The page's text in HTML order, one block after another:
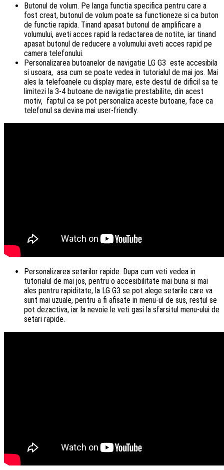
Butonul de volum. Pe langa functia specifica pentru care a
fost creat, butonul de volum poate sa functioneze si ca buton
de functie rapida. Tinand apasat butonul de amplificare a
volumului, aveti acces rapid la redactarea de notite, iar tinand
apasat butonul de reducere a volumului aveti acces rapid pe
camera telefonului.
Personalizarea butoanelor de navigatie LG G3 este accesibila
si usoara, asa cum se poate vedea in tutorialul de mai jos. Mai
ales la telefoanele cu display mare, este destul de dificil sa te
limitezi la 3-4 butoane de navigatie prestabilite, din acest
motiv, faptul ca se pot personaliza aceste butoane, face ca
telefonul sa devina mai user-friendly.
Personalizarea setarilor rapide. Dupa cum veti vedea in
tutorialul de mai jos, pentru o accesibilitate mai buna si mai
ales pentru rapiditate, la LG G3 se pot alege setarile care va
sunt mai uzuale, pentru a fi afisate in menu-ul de sus, restul se
pot dezactiva, iar la nevoie le veti gasi la sfarsitul menu-ului de
setari rapide.